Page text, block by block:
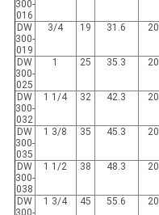
300-
016
DW
300-
019
3/4 19 31.6 20
DW
300-
025
1 25 35.3 20
DW
300-
032
1 1/4 32 42.3 20
DW
300-
035
1 3/8 35 45.3 20
DW
300-
038
1 1/2 38 48.3 20
DW
300-
1 3/4 45 55.6 20